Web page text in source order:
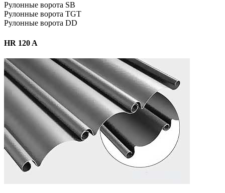
Рулонные ворота SB
Рулонные ворота TGT
Рулонные ворота DD
HR 120 A